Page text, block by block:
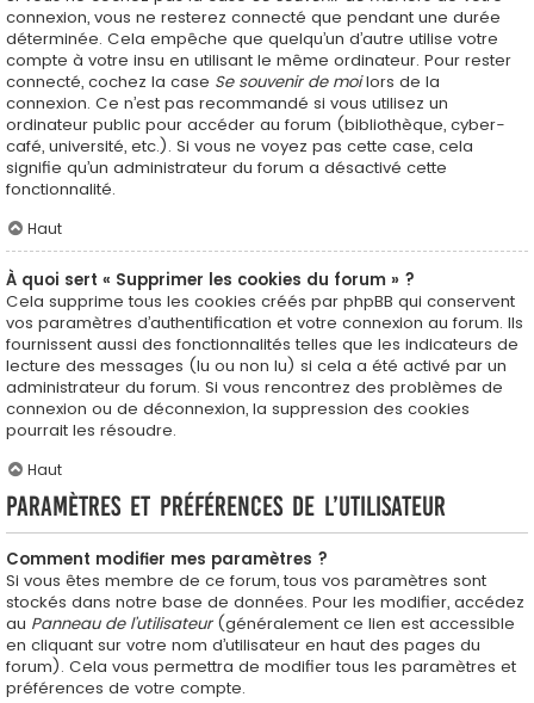
connexion, vous ne resterez connecté que pendant une durée
déterminée. Cela empêche que quelqu’un d’autre utilise votre
compte à votre insu en utilisant le même ordinateur. Pour rester
connecté, cochez la case Se souvenir de moilors de la
connexion. Ce n’est pas recommandé si vous utilisez un
ordinateur public pour accéder au forum (bibliothèque, cyber-
café, université, etc.). Si vous ne voyez pas cette case, cela
signifie qu’un administrateur du forum a désactivé cette
fonctionnalité.
Haut
À quoi sert « Supprimer les cookies du forum » ?
Cela supprime tous les cookies créés par phpBB qui conservent
vos paramètres d’authentification et votre connexion au forum. Ils
fournissent aussi des fonctionnalités telles que les indicateurs de
lecture des messages (lu ou non lu) si cela a été activé par un
administrateur du forum. Si vous rencontrez des problèmes de
connexion ou de déconnexion, la suppression des cookies
pourrait les résoudre.
Haut
Paramètres et préférences de l’utilisateur
Comment modifier mes paramètres ?
Si vous êtes membre de ce forum, tous vos paramètres sont
stockés dans notre base de données. Pour les modifier, accédez
au Panneau de l’utilisateur(généralement ce lien est accessible
en cliquant sur votre nom d’utilisateur en haut des pages du
forum). Cela vous permettra de modifier tous les paramètres et
préférences de votre compte.